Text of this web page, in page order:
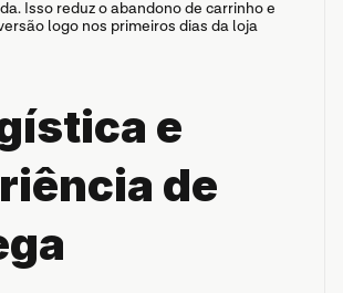
Isso reduz o abandono de carrinho e
logo nos primeiros dias da loja
e
de